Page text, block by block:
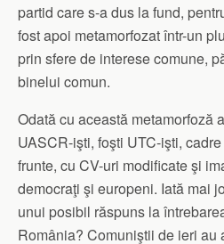
partid care s-a dus la fund,
fost apoi metamorfozat într-un
prin sfere de interese comune,
binelui comun.
Odată cu această metamorfoză
UASCR-işti, foşti UTC-işti,
frunte, cu CV-uri modificate şi
democraţi şi europeni. Iată mai
unui posibil răspuns la
România? Comuniştii de ieri au